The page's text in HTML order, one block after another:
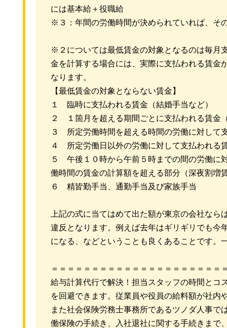
には基本給＋役職給
※３：年間の労働時間が決められていれば、そ
※２については最低賃金の対象となるのは毎月
金を計算する場合には、実際に支払われる賃金
なります。
【最低賃金の対象とならない賃金】
１ 臨時に支払われる賃金（結婚手当など）
２ １箇月を超える期間ごとに支払われる賃金
３ 所定労働時間を超える時間の労働に対して
４ 所定労働日以外の労働に対して支払われる
５ 午後１０時から午前５時までの間の労働に
働時間の賃金の計算額を超える部分（深夜割増
６ 精皆勤手当、通勤手当及び家族手当
上記の式に当てはめて出た額が東京の会社な
違反となります。例えば去年はギリギリでも今
になる、などということも良くあることです。
＝＝＝＝＝＝＝＝＝＝＝＝＝＝＝＝＝＝＝＝＝
給与計算代行で解決！担当スタッフの時間とコ
を回避できます。従業員や役員の給料額が社内
また社会保険労務士事務所であるツノダ人事で
働保険の手続き、入社退社に関する手続きまで